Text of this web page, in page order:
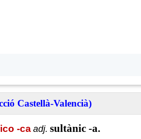
Castellà-Valencià)
-ca adj. sultànic -a.